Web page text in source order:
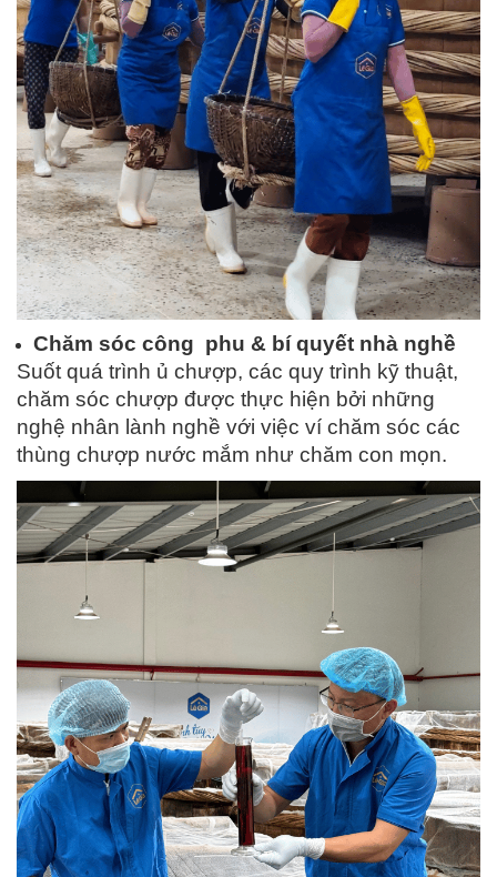
Chăm sóc công phu & bí quyết nhà nghề
Suốt quá trình ủ chượp, các quy trình kỹ thuật,
chăm sóc chượp được thực hiện bởi những
nghệ nhân lành nghề với việc ví chăm sóc các
thùng chượp nước mắm như chăm con mọn.